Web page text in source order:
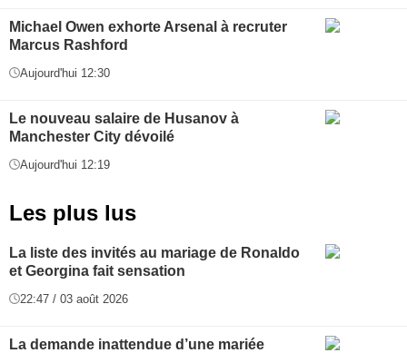
Michael Owen exhorte Arsenal à recruter
Marcus Rashford
Aujourd'hui 12:30
Le nouveau salaire de Husanov à
Manchester City dévoilé
Aujourd'hui 12:19
Les plus lus
La liste des invités au mariage de Ronaldo
et Georgina fait sensation
22:47 / 03 août 2026
La demande inattendue d’une mariée